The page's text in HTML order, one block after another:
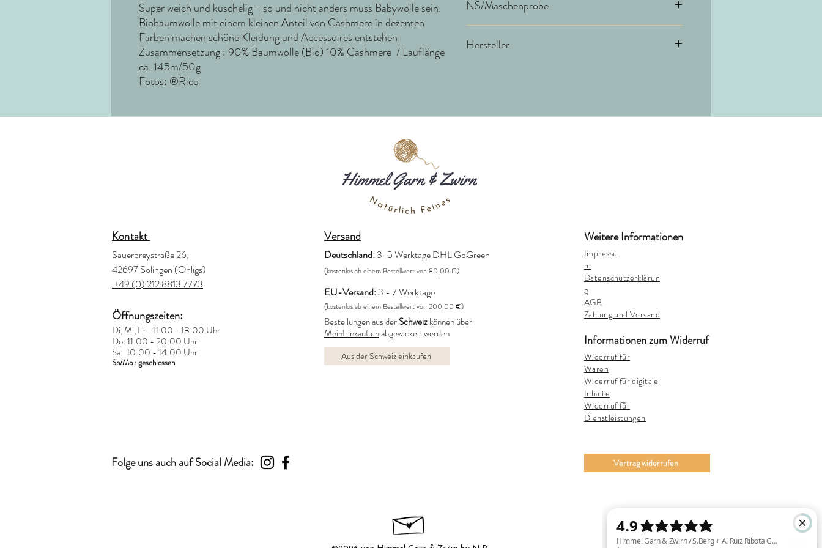
Super weich und kuschelig - so und nicht anders muss Babywolle sein.
Biobaumwolle mit einem kleinen Anteil von Cashmere in dezenten
Farben machen schöne Kleidung und Accessoires entstehen
Zusammensetzung : 90% Baumwolle (Bio) 10% Cashmere / Lauflänge
ca. 145m/50g
Fotos: ®Rico
NS/Maschenprobe
Hersteller
Kontakt
Sauerbreystraße 26,
42697 Solingen (Ohligs)
+49 (0) 212 8813 7773
Öffnungszeiten:
Di, Mi, Fr : 11:00 - 18:00 Uhr
Do: 11:00 - 20:00 Uhr
Sa: 10:00 - 14:00 Uhr
So/Mo : geschlossen
Folge uns auch auf Social Media:
Versand
Deutschland:3-5 Werktage DHL GoGreen
(kostenlos ab einem Bestellwert von 80,00 €)
EU-Versand:3 - 7 Werktage
(kostenlos ab einem Bestellwert von 200,00 €)
Bestellungen aus derSchweizkönnen über
MeinEinkauf.chabgewickelt werden
Aus der Schweiz einkaufen
Weitere Informationen
Impressu
m
Datenschutzerklärun
g
AGB
Zahlung und Versand
Informationen zum Widerruf
Widerruf für
Waren
Widerruf für digitale
Inhalte
Widerruf für
Dienstleistungen
Vertrag widerrufen